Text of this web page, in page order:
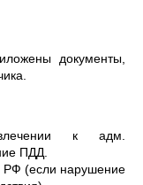
документы,
к адм.
ПДД.
РФ (если нарушение